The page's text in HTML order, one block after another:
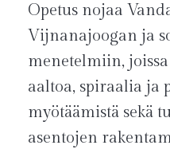
Opetus nojaa
Vijnanajoogan ja
menetelmiin,
aaltoa, spiraalia ja
myötäämistä sekä
asentojen